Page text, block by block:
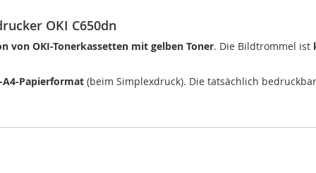
OKI C650dn
von OKI-Tonerkassetten mit gelben Toner. Die Bildtrommel ist
A4-Papierformat (beim Simplexdruck). Die tatsächlich